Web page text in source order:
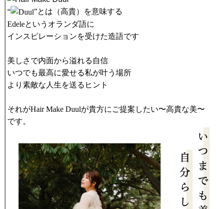
“
”とは（高貴）を意味する
Edeleというオランダ語に
インスピレーションを受けた造語です
美しさで内面から溢れる自信
いつでも最高に愛せる私が叶う場所
より素敵な人生を送るヒント
それがHair Make Duulが貴方にご提案したい〜高貴な美〜
です。